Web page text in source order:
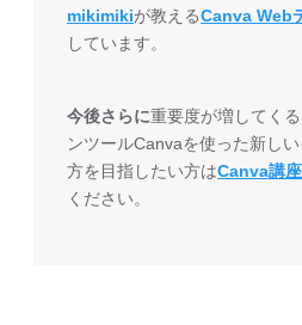
mikimikiが教えるCanva Web
しています。
今後さらに重要度が増してく
ンツールCanvaを使った新し
方を目指したい方はCanva講座
ください。